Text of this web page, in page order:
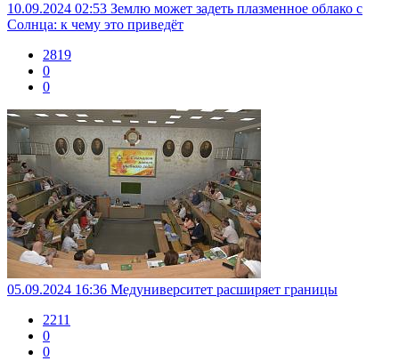
10.09.2024 02:53 Землю может задеть плазменное облако с
Солнца: к чему это приведёт
2819
0
0
05.09.2024 16:36 Медуниверситет расширяет границы
2211
0
0